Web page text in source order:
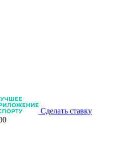
Сделать ставку